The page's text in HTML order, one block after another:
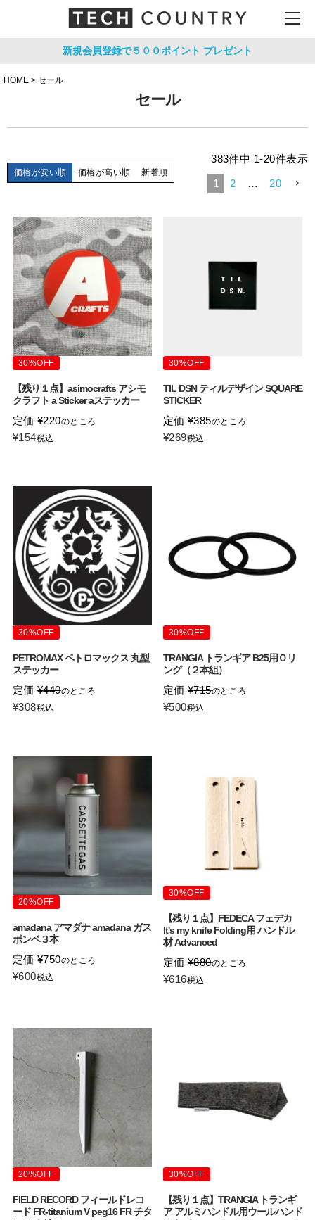
新規会員登録で５００ポイント プレゼント
HOME セール
セール
価格が安い順 価格が高い順 新着順
383件中 1-20件表示
1 2 … 20
30%OFF
【残り１点】asimocrafts アシモ
クラフト a Sticker aステッカー
定価 ¥220のところ
¥154税込
30%OFF
TIL DSN ティルデザイン SQUARE
STICKER
定価 ¥385のところ
¥269税込
30%OFF
PETROMAX ペトロマックス 丸型
ステッカー
定価 ¥440のところ
¥308税込
30%OFF
TRANGIA トランギア B25用Ｏリ
ング（２本組）
定価 ¥715のところ
¥500税込
20%OFF
amadana アマダナ amadana ガス
ボンベ３本
定価 ¥750のところ
¥600税込
30%OFF
【残り１点】FEDECA フェデカ
It's my knife Folding用 ハンドル
材 Advanced
定価 ¥880のところ
¥616税込
20%OFF
FIELD RECORD フィールドレコ
ード FR-titanium V peg16 FR チタ
30%OFF
【残り１点】TRANGIA トランギ
ア アルミハンドル用ウールハンド